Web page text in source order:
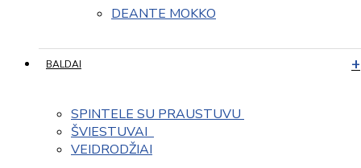
DEANTE MOKKO
BALDAI
SPINTELE SU PRAUSTUVU
ŠVIESTUVAI
VEIDRODŽIAI